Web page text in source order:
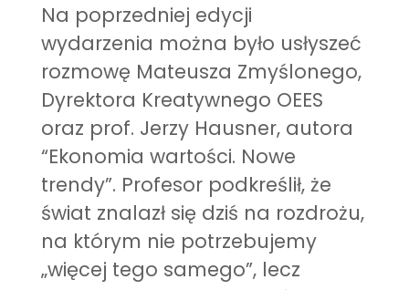
Na poprzedniej edycji
wydarzenia można było usłyszeć
rozmowę Mateusza Zmyślonego,
Dyrektora Kreatywnego OEES
oraz prof. Jerzy Hausner, autora
“Ekonomia wartości. Nowe
trendy”. Profesor podkreślił, że
świat znalazł się dziś na rozdrożu,
na którym nie potrzebujemy
„więcej tego samego”, lecz